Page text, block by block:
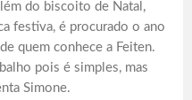
do biscoito de Natal,
festiva, é procurado o ano
quem conhece a Feiten.
pois é simples, mas
Simone.